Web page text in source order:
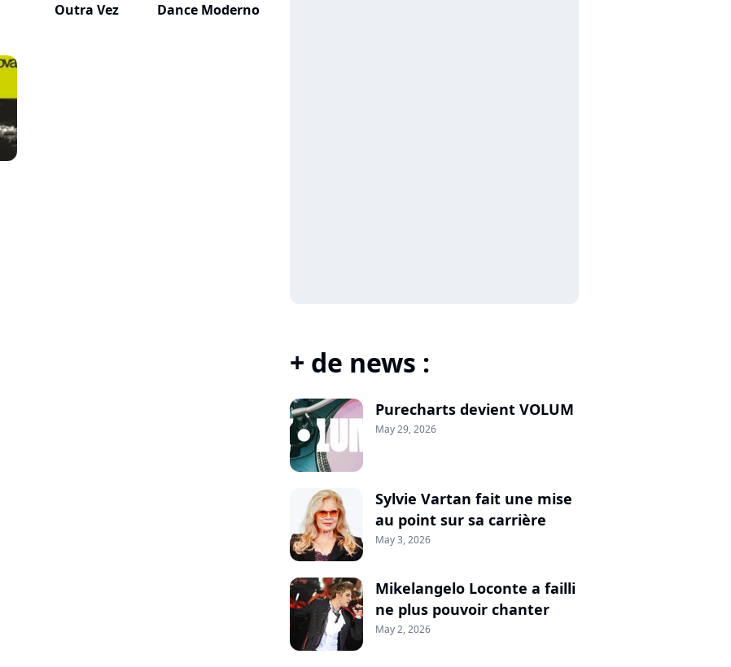
Outra Vez Dance Moderno
+ de news :
Purecharts devient VOLUM
May 29, 2026
Sylvie Vartan fait une mise
au point sur sa carrière
May 3, 2026
Mikelangelo Loconte a failli
ne plus pouvoir chanter
May 2, 2026